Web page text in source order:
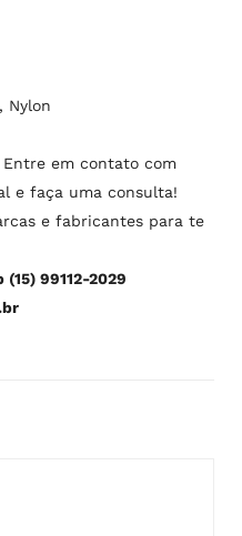
Nylon
em contato com
e faça uma consulta!
e fabricantes para te
99112-2029